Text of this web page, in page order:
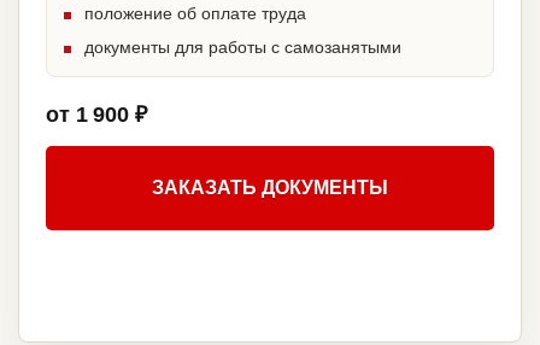
положение об оплате труда
документы для работы с самозанятыми
от 1 900 ₽
ЗАКАЗАТЬ ДОКУМЕНТЫ